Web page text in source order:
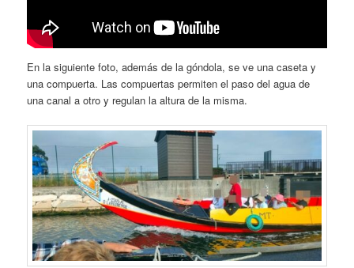
En la siguiente foto, además de la góndola, se ve una caseta y
una compuerta. Las compuertas permiten el paso del agua de
una canal a otro y regulan la altura de la misma.